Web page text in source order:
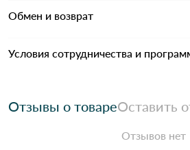
Обмен и возврат
Условия сотрудничества и
Отзывы о товареОставить
Отзывов нет